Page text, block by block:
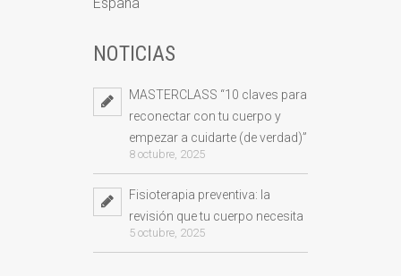
NOTICIAS
MASTERCLASS “10 claves para
reconectar con tu cuerpo y
empezar a cuidarte (de verdad)”
8 octubre, 2025
Fisioterapia preventiva: la
revisión que tu cuerpo necesita
5 octubre, 2025